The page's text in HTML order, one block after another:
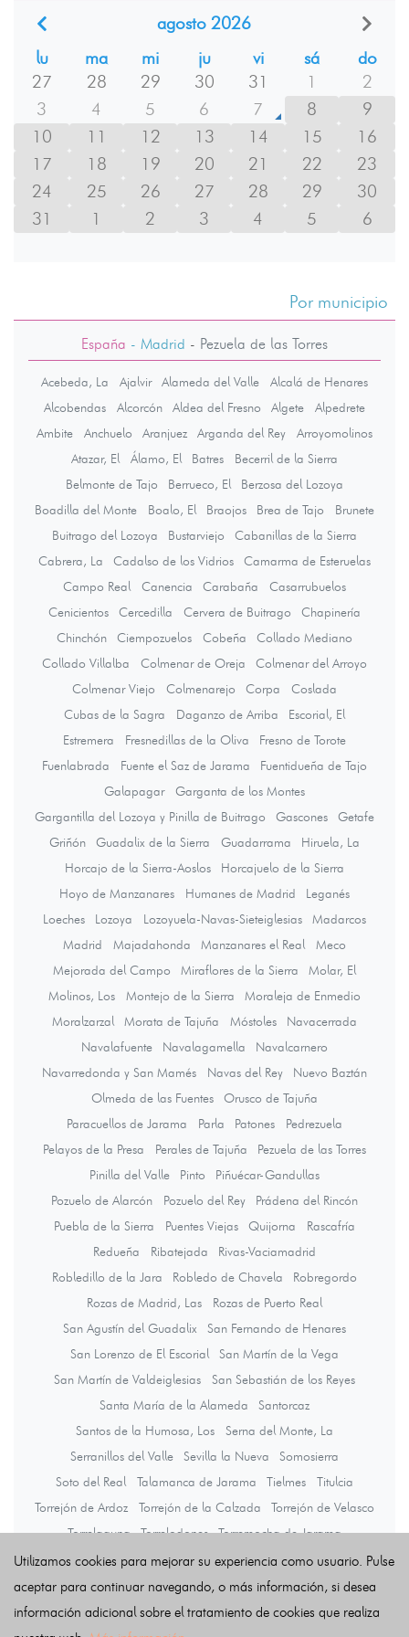
agosto 2026
lu
ma mi ju vi sá
do
27
28 29 30 31 1
2
3
4 5 6 7 8
9
10
11 12 13 14 15
16
17
18 19 20 21 22
23
24
25 26 27 28 29
30
31
1 2 3 4 5 6
Por municipio
España - Madrid - Pezuela de las Torres
Acebeda, La Ajalvir Alameda del Valle
Alcalá de Henares
Alcobendas
Alcorcón Aldea del Fresno Algete
Alpedrete
Ambite
Anchuelo Aranjuez Arganda del Rey
Arroyomolinos
Atazar, El
Álamo, El Batres
Becerril de la Sierra
Belmonte de Tajo
Berrueco, El
Berzosa del Lozoya
Boadilla del Monte
Boalo, El Braojos Brea de Tajo
Brunete
Buitrago del Lozoya
Bustarviejo
Cabanillas de la Sierra
Cabrera, La
Cadalso de los Vidrios
Camarma de Esteruelas
Campo Real
Canencia Carabaña
Casarrubuelos
Cenicientos
Cercedilla Cervera de Buitrago
Chapinería
Chinchón
Ciempozuelos Cobeña
Collado Mediano
Collado Villalba
Colmenar de Oreja
Colmenar del Arroyo
Colmenar Viejo
Colmenarejo Corpa
Coslada
Cubas de la Sagra
Daganzo de Arriba
Escorial, El
Estremera
Fresnedillas de la Oliva
Fresno de Torote
Fuenlabrada
Fuente el Saz de Jarama
Fuentidueña de Tajo
Galapagar
Garganta de los Montes
Gargantilla del Lozoya y Pinilla de Buitrago
Gascones
Getafe
Griñón
Guadalix de la Sierra Guadarrama
Hiruela, La
Horcajo de la Sierra-Aoslos
Horcajuelo de la Sierra
Hoyo de Manzanares
Humanes de Madrid
Leganés
Loeches
Lozoya Lozoyuela-Navas-Sieteiglesias
Madarcos
Madrid
Majadahonda Manzanares el Real
Meco
Mejorada del Campo
Miraflores de la Sierra
Molar, El
Molinos, Los
Montejo de la Sierra
Moraleja de Enmedio
Moralzarzal
Morata de Tajuña Móstoles
Navacerrada
Navalafuente
Navalagamella
Navalcarnero
Navarredonda y San Mamés
Navas del Rey
Nuevo Baztán
Olmeda de las Fuentes
Orusco de Tajuña
Paracuellos de Jarama
Parla Patones
Pedrezuela
Pelayos de la Presa
Perales de Tajuña
Pezuela de las Torres
Pinilla del Valle
Pinto
Piñuécar-Gandullas
Pozuelo de Alarcón
Pozuelo del Rey
Prádena del Rincón
Puebla de la Sierra
Puentes Viejas Quijorna
Rascafría
Redueña
Ribatejada
Rivas-Vaciamadrid
Robledillo de la Jara
Robledo de Chavela
Robregordo
Rozas de Madrid, Las
Rozas de Puerto Real
San Agustín del Guadalix
San Fernando de Henares
San Lorenzo de El Escorial
San Martín de la Vega
San Martín de Valdeiglesias
San Sebastián de los Reyes
Santa María de la Alameda
Santorcaz
Santos de la Humosa, Los
Serna del Monte, La
Serranillos del Valle
Sevilla la Nueva
Somosierra
Soto del Real
Talamanca de Jarama Tielmes
Titulcia
Torrejón de Ardoz
Torrejón de la Calzada
Torrejón de Velasco
Torrelaguna
Torrelodones
Torremocha de Jarama
Torres de la Alameda
Tres Cantos Valdaracete
Valdeavero
Valdelaguna
Valdemanco Valdemaqueda
Valdemorillo
Valdemoro
Valdeolmos-Alalpardo
Valdepiélagos
Utilizamos cookies para mejorar su experiencia como usuario. Pulse
aceptar para continuar navegando, o más información, si desea
información adicional sobre el tratamiento de cookies que realiza